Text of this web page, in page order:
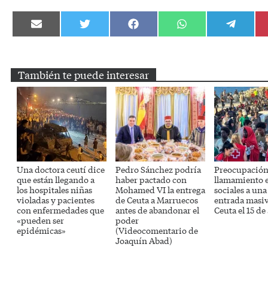
Compartir
en
Compartir
en
Compartir
en
Compartir
en
Compartir
en
También te puede interesar
Una doctora ceutí dice
que están llegando a
los hospitales niñas
violadas y pacientes
con enfermedades que
«pueden ser
epidémicas»
Pedro Sánchez podría
haber pactado con
Mohamed VI la entrega
de Ceuta a Marruecos
antes de abandonar el
poder
(Videocomentario de
Joaquín Abad)
llamamiento
sociales a
entrada
Ceuta el 15